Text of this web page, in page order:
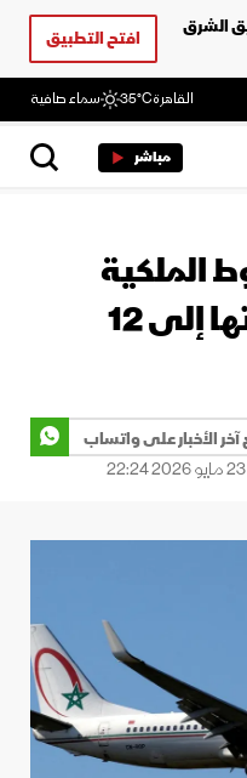
الشرق
افتح التطبيق
القاهرة35°C سماء صافية
مباشر
الملكية
المغربية تعلق رحلاتها إلى 12
آخر الأخبار على واتساب
23 مايو 2026 22:24